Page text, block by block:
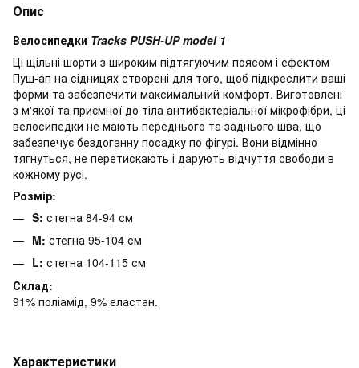
Опис
Велосипедки Tracks PUSH-UP model 1
Ці щільні шорти з широким підтягуючим поясом і ефектом
Пуш-ап на сідницях створені для того, щоб підкреслити ваші
форми та забезпечити максимальний комфорт. Виготовлені
з м'якої та приємної до тіла антибактеріальної мікрофібри, ці
велосипедки не мають переднього та заднього шва, що
забезпечує бездоганну посадку по фігурі. Вони відмінно
тягнуться, не перетискають і дарують відчуття свободи в
кожному русі.
Розмір:
S: стегна 84-94 см
M: стегна 95-104 см
L: стегна 104-115 см
Склад:
91% поліамід, 9% еластан.
Характеристики